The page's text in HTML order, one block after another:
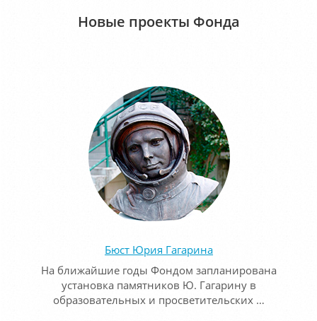
Новые проекты Фонда
Бюст Юрия Гагарина
На ближайшие годы Фондом запланирована
установка памятников Ю. Гагарину в
образовательных и просветительских …